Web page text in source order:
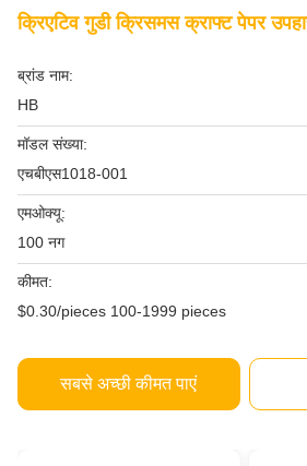
क्रिएटिव गुडी क्रिसमस क्राफ्ट पेपर
ब्रांड नाम:
HB
मॉडल संख्या:
एचबीएस1018-001
एमओक्यू:
100 नग
कीमत:
$0.30/pieces 100-1999 pieces
सबसे अच्छी कीमत पाएं